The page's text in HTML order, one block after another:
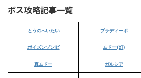
ボス攻略記事一覧
とうのへいたい ブラディーポ
ポイズンゾンビ ムドー(幻)
真ムドー ガルシア